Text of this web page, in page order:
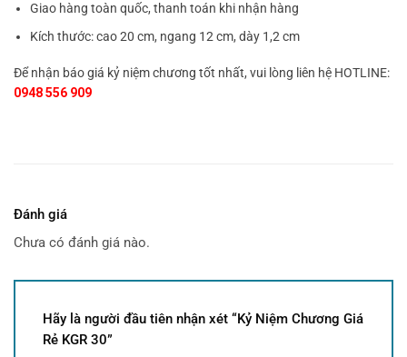
Giao hàng toàn quốc, thanh toán khi nhận hàng
Kích thước: cao 20 cm, ngang 12 cm, dày 1,2 cm
Để nhận báo giá kỷ niệm chương tốt nhất, vui lòng liên hệ HOTLINE:
0948 556 909
Đánh giá
Chưa có đánh giá nào.
Hãy là người đầu tiên nhận xét “Kỷ Niệm Chương Giá
Rẻ KGR 30”